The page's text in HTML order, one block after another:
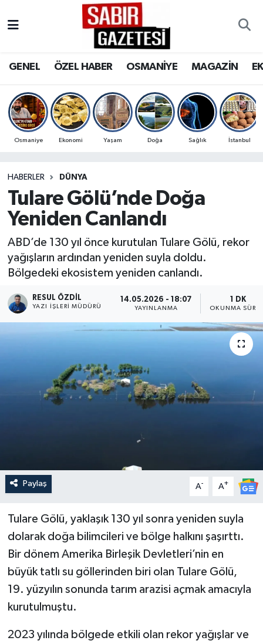
GENEL ÖZEL HABER OSMANİYE MAGAZİN
Osmaniye Ekonomi Yaşam Doğa Sağlık İstanbul
HABERLER DÜNYA
Tulare Gölü’nde Doğa
Yeniden Canlandı
ABD’de 130 yıl önce kurutulan Tulare Gölü, rekor
yağışların ardından yeniden suyla doldu.
Bölgedeki ekosistem yeniden canlandı.
RESUL ÖZDIL
YAZI İŞLERI MÜDÜRÜ
14.05.2026 - 18:07
YAYINLANMA
1 DK
OKUNMA
Paylaş A- A+
Tulare Gölü, yaklaşık 130 yıl sonra yeniden suyla
dolarak doğa bilimcileri ve bölge halkını şaşırttı.
Bir dönem Amerika Birleşik Devletleri’nin en
büyük tatlı su göllerinden biri olan Tulare Gölü,
19. yüzyılın sonunda tarım arazisi açmak amacıyla
kurutulmuştu.
2023 yılında bölgede etkili olan rekor yağışlar ve
OSMANİYE
MAGAZİN
SPOR
RESMİ İLANLAR
Osmaniye Nöbetçi Eczaneler
Osmaniye Trafik Yoğunluk Haritası
Süper Lig Puan Durumu ve Fikstür
Son Dakika Haberleri
Haber Arşivi